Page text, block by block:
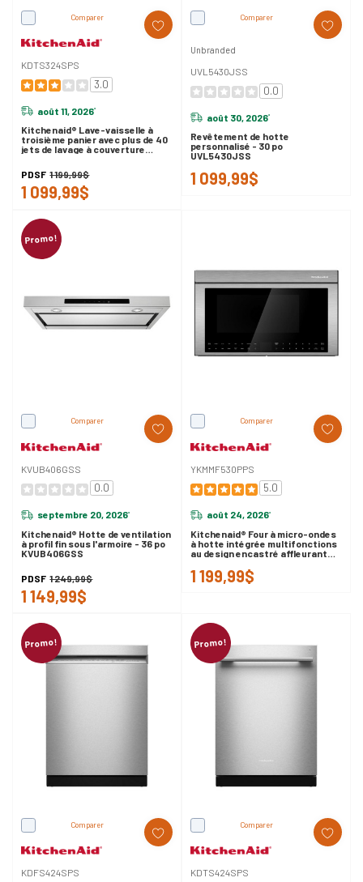
Comparer
KDTS324SPS
3.0
août 11, 2026*
Kitchenaid® Lave-vaisselle à
troisième panier avec plus de 40
jets de lavage à couverture
PDSF 1 199,99$
1 099,99$
Comparer
Unbranded
UVL5430JSS
0.0
août 30, 2026*
Revêtement de hotte
personnalisé - 30 po
UVL5430JSS
1 099,99$
Promo!
Comparer
KVUB406GSS
0.0
septembre 20, 2026*
Kitchenaid® Hotte de ventilation
à profil fin sous l'armoire - 36 po
KVUB406GSS
PDSF 1 249,99$
1 149,99$
Comparer
YKMMF530PPS
5.0
août 24, 2026*
Kitchenaid® Four à micro-ondes
à hotte intégrée multifonctions
au design encastré affleurant
1 199,99$
Promo!
Comparer
KDFS424SPS
Promo!
Comparer
KDTS424SPS